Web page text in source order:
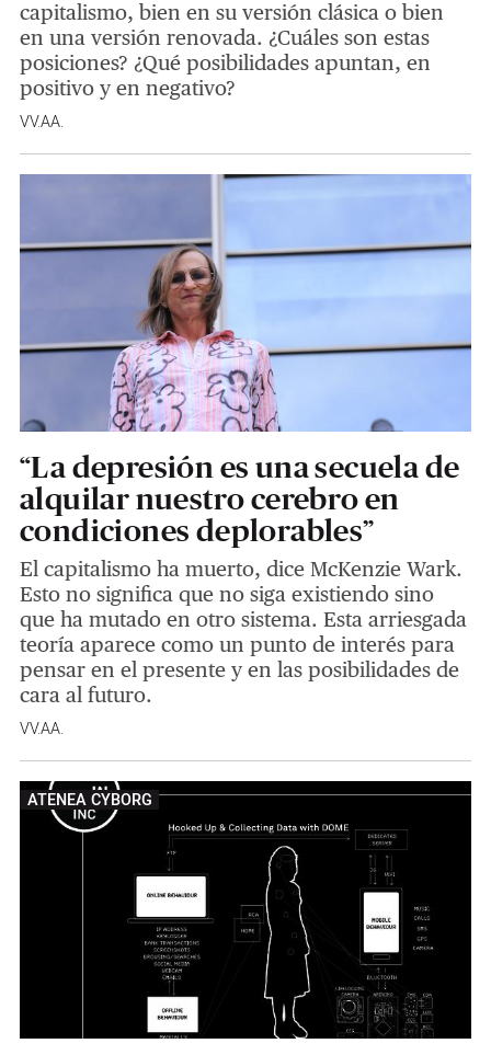
capitalismo, bien en su versión clásica o bien
en una versión renovada. ¿Cuáles son estas
posiciones? ¿Qué posibilidades apuntan, en
positivo y en negativo?
VV.AA.
“La depresión es una secuela de
alquilar nuestro cerebro en
condiciones deplorables”
El capitalismo ha muerto, dice McKenzie Wark.
Esto no significa que no siga existiendo sino
que ha mutado en otro sistema. Esta arriesgada
teoría aparece como un punto de interés para
pensar en el presente y en las posibilidades de
cara al futuro.
VV.AA.
ATENEA CYBORG